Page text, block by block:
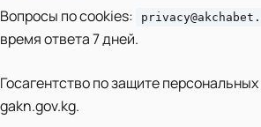
Вопросы по cookies:
время ответа 7 дней.
Госагентство по защите
gakn.gov.kg.